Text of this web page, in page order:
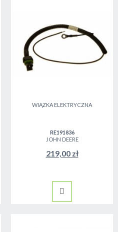
WIĄZKA ELEKTRYCZNA
RE191836
JOHN DEERE
219,00 zł